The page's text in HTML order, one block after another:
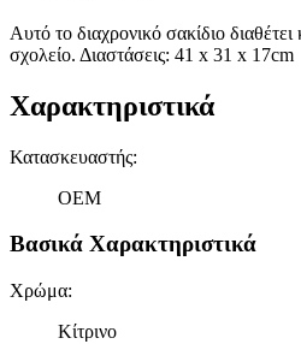
Αυτό το διαχρονικό σακίδιο
σχολείο. Διαστάσεις: 41 x 31 x 17cm
Χαρακτηριστικά
Κατασκευαστής:
OEM
Βασικά Χαρακτηριστικά
Χρώμα:
Κίτρινο